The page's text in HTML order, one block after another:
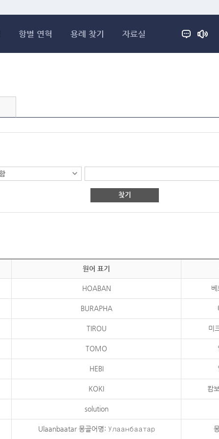
항별 연혁 용례 찾기 자료실
찾기
원어 표기
HOABAN
BURAPHA
TIROU
TOMO
HEBI
KOKI
solution
Ulaanbaatar 몽골어명: Улаанбаатар